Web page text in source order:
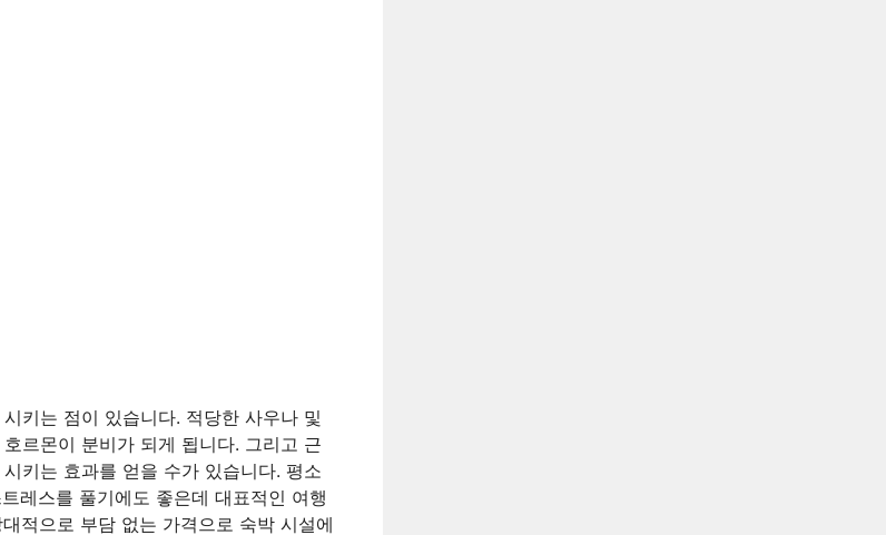
키는 점이 있습니다. 적당한 사우나 및
르몬이 분비가 되게 됩니다. 그리고 근
키는 효과를 얻을 수가 있습니다. 평소
레스를 풀기에도 좋은데 대표적인 여행
적으로 부담 없는 가격으로 숙박 시설에